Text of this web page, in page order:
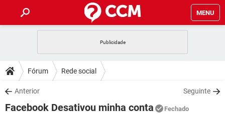
MENU
CELULAR
OUTLOOK
INSTAGRAM GMAIL
DICAS
JOGOS
DOWNLOADS
JOGOS WHATSAPP
Fórum Rede social
Anterior Seguinte
Facebook Desativou minha conta Fechado